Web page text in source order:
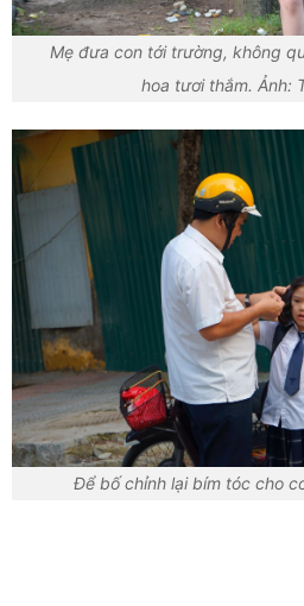
Mẹ đưa con tới trường, không
hoa tươi thắm. Ảnh:
Để bố chỉnh lại bím tóc cho